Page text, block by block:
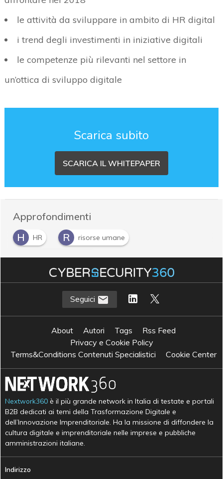
le attività da sviluppare in ambito di HR digital
i trend degli investimenti in iniziative digitali
le competenze più rilevanti nel settore in
un’ottica di sviluppo digitale
Scarica subito
SCARICA IL WHITEPAPER
Approfondimenti
H
HR R risorse umane
R rivoluzione digitale
Seguici
About Autori Tags
Rss Feed
Privacy e Cookie Policy
Terms&Conditions Contenuti Specialistici
Cookie Center
Nextwork360 è il più grande network in Italia di testate e portali
B2B dedicati ai temi della Trasformazione Digitale e
dell’Innovazione Imprenditoriale. Ha la missione di diffondere la
cultura digitale e imprenditoriale nelle imprese e pubbliche
amministrazioni italiane.
Indirizzo